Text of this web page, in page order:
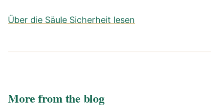
Über die Säule Sicherheit lesen
More from the blog